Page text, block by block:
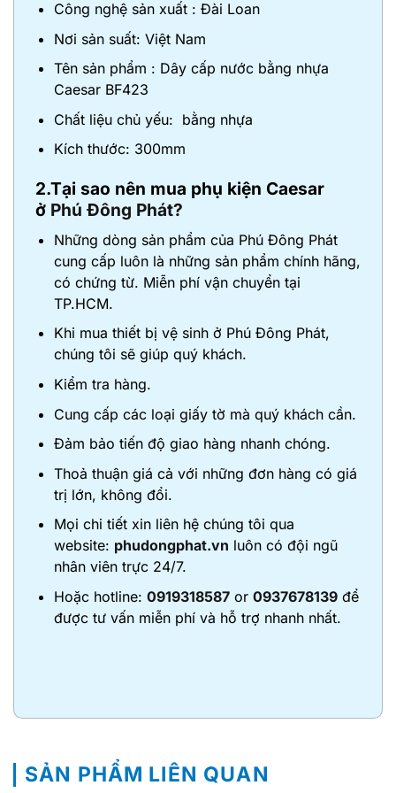
Công nghệ sản xuất : Đài Loan
Nơi sản suất: Việt Nam
Tên sản phẩm : Dây cấp nước bằng nhựa
Caesar BF423
Chất liệu chủ yếu: bằng nhựa
Kích thước: 300mm
2.Tại sao nên mua phụ kiện Caesar
ở Phú Đông Phát?
Những dòng sản phẩm của Phú Đông Phát
cung cấp luôn là những sản phẩm chính hãng,
có chứng từ. Miễn phí vận chuyển tại
TP.HCM.
Khi mua thiết bị vệ sinh ở Phú Đông Phát,
chúng tôi sẽ giúp quý khách.
Kiểm tra hàng.
Cung cấp các loại giấy tờ mà quý khách cần.
Đảm bảo tiến độ giao hàng nhanh chóng.
Thoả thuận giá cả với những đơn hàng có giá
trị lớn, không đổi.
Mọi chi tiết xin liên hệ chúng tôi qua
website: phudongphat.vn luôn có đội ngũ
nhân viên trực 24/7.
Hoặc hotline: 0919318587or 0937678139để
được tư vấn miễn phí và hỗ trợ nhanh nhất.
SẢN PHẨM LIÊN QUAN